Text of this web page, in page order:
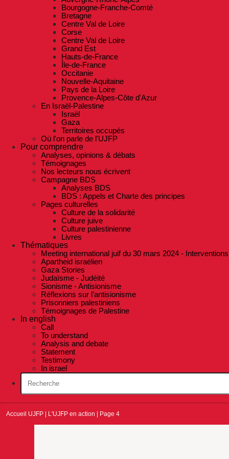
Bourgogne-Franche-Comté
Bretagne
Centre Val de Loire
Corse
Centre Val de Loire
Grand Est
Hauts-de-France
Île-de-France
Occitanie
Nouvelle-Aquitaine
Pays de la Loire
Provence-Alpes-Côte d'Azur
En Israël-Palestine
Israël
Gaza
Territoires occupés
Où l'on parle de l'UJFP
Pour comprendre
Analyses, opinions & débats
Témoignages
Nos lecteurs nous écrivent
Campagne BDS
Analyses BDS
BDS : Appels et Charte des principes
Pages culturelles
Culture de la solidarité
Culture juive
Culture palestinienne
Livres
Thématiques
Meeting international juif du 30 mars 2024 - Interventions
Apartheid israélien
Gaza Stories
Judaïsme - Judéité
Sionisme - Antisionisme
Réflexions sur l’antisionisme
Prisonniers palestiniens
Témoignages de Palestine
In english
Call
To understand
Analysis and debate
Statement
Testimony
In israel
Accueil UJFP L'UJFP en action Page 4